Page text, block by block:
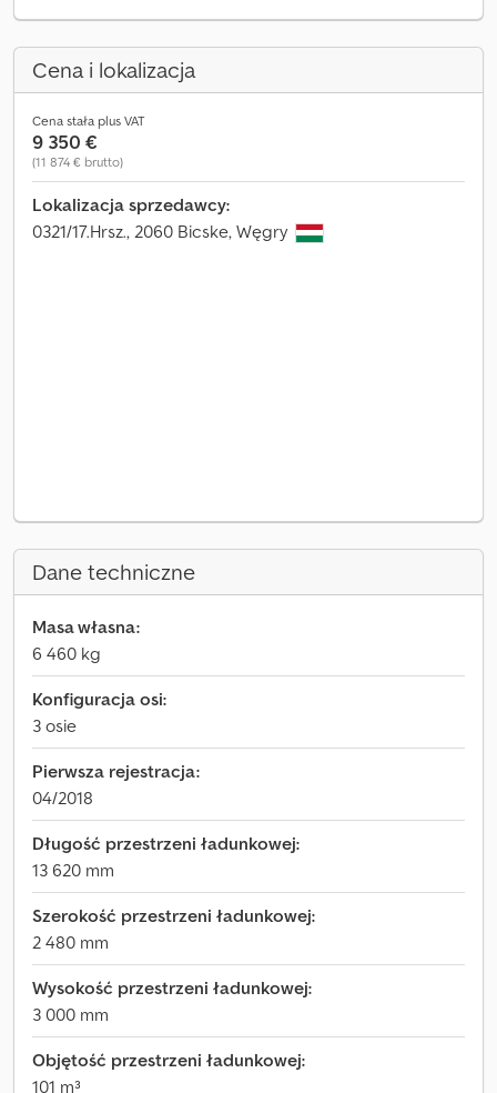
Cena i lokalizacja
Cena stała plus VAT
9 350 €
(11 874 € brutto)
Lokalizacja sprzedawcy:
0321/17.Hrsz., 2060 Bicske, Węgry
Dane techniczne
Masa własna:
6 460 kg
Konfiguracja osi:
3 osie
Pierwsza rejestracja:
04/2018
Długość przestrzeni ładunkowej:
13 620 mm
Szerokość przestrzeni ładunkowej:
2 480 mm
Wysokość przestrzeni ładunkowej:
3 000 mm
Objętość przestrzeni ładunkowej:
101 m³